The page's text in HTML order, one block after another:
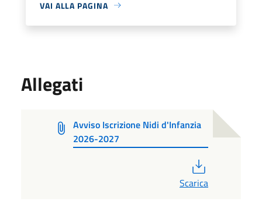
VAI ALLA PAGINA
Allegati
Avviso Iscrizione Nidi d'Infanzia
2026-2027
Scarica